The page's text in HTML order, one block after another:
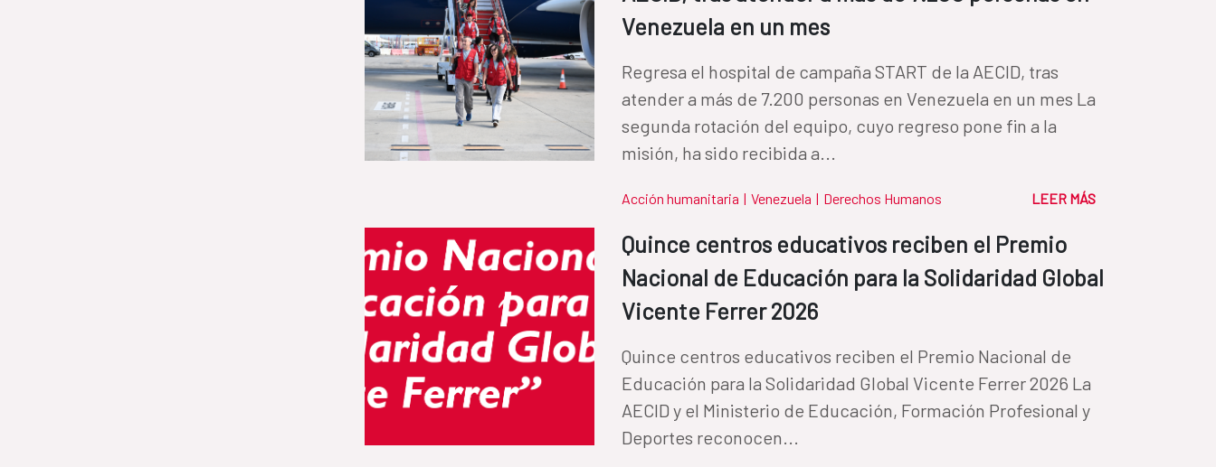
Venezuela en un mes
Regresa el hospital de campaña START de la AECID, tras
atender a más de 7.200 personas en Venezuela en un mes La
segunda rotación del equipo, cuyo regreso pone fin a la
misión, ha sido recibida a...
Acción humanitaria | Venezuela | Derechos Humanos LEER MÁS
Quince centros educativos reciben el Premio
Nacional de Educación para la Solidaridad Global
Vicente Ferrer 2026
Quince centros educativos reciben el Premio Nacional de
Educación para la Solidaridad Global Vicente Ferrer 2026 La
AECID y el Ministerio de Educación, Formación Profesional y
Deportes reconocen...